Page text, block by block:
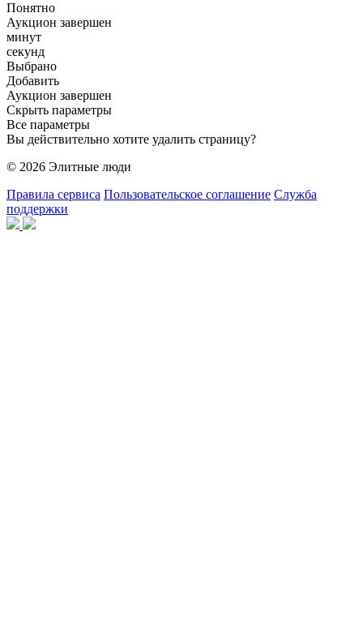
Понятно
Аукцион завершен
минут
секунд
Выбрано
Добавить
Аукцион завершен
Скрыть параметры
Все параметры
Вы действительно хотите удалить страницу?
© 2026 Элитные люди
Правила сервиса Пользовательское соглашение Служба
поддержки